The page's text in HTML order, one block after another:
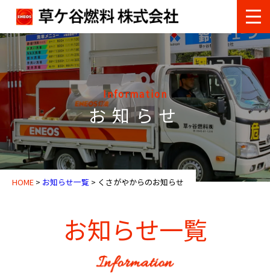
Information
お知らせ
HOME > お知らせ一覧 > くさがやからのお知らせ
お知らせ一覧